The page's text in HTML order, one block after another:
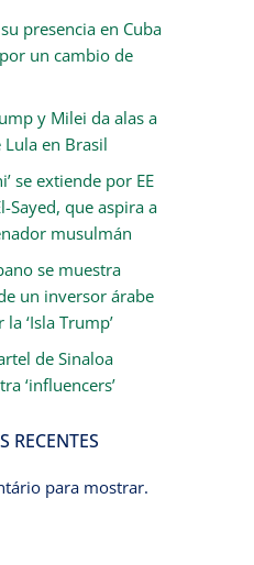
presencia en Cuba
un cambio de
y Milei da alas a
en Brasil
se extiende por EE
Sayed, que aspira a
musulmán
se muestra
un inversor árabe
‘Isla Trump’
de Sinaloa
‘influencers’
RECENTES
para mostrar.